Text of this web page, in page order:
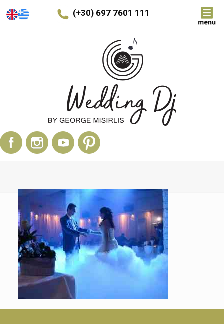
(+30) 697 7601 111